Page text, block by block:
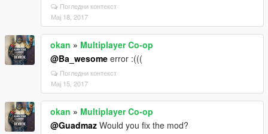
Погледни контекст
Мај 18, 2017
okan » Multiplayer Co-op
@Ba_wesome error :(((
Погледни контекст
Мај 15, 2017
okan » Multiplayer Co-op
@Guadmaz Would you fix the mod?